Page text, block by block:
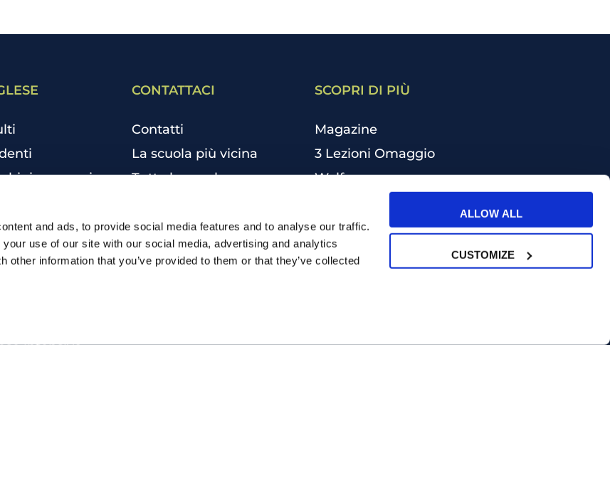
and ads, to provide social media features and to analyse our traffic.
use of our site with our social media, advertising and analytics
other information that you’ve provided to them or that they’ve collected
ALLOW ALL
CUSTOMIZE
e ragazzi
English
individuali
intensivo
CONTATTACI
Contatti
La scuola più vicina
Tutte le scuole
SCOPRI DI PIÙ
Magazine
3 Lezioni Omaggio
Welfare
Convenzioni Nazionali